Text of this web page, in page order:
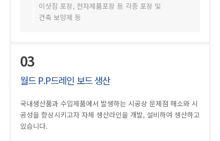
이삿짐 포장, 전자제품포장 등 각종 포장 및
건축 보양제 등
03
월드 P.P드레인 보드 생산
국내생산품과 수입제품에서 발생하는 시공상 문제점 해소와 시
공성을 향상시키고자 자체 생산라인을 개발, 설비하여 생산하고
있습니다.